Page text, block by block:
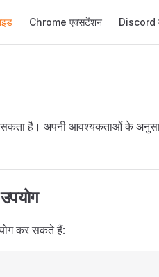
Chrome एक्सटेंशन Discord
सकता है। अपनी आवश्यकताओं के
कर सकते हैं: